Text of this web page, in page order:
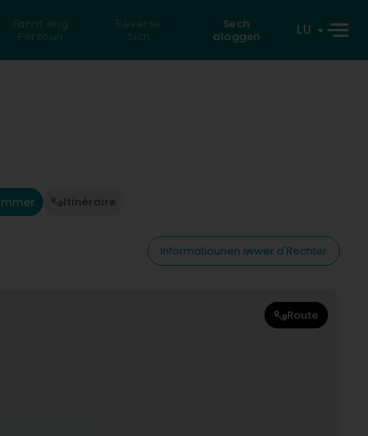
Fannt eng
Persoun
Reverse
Sich
Sech
aloggen
LU
Itinéraire
Informatiounen iwwer d'Rechter
Route